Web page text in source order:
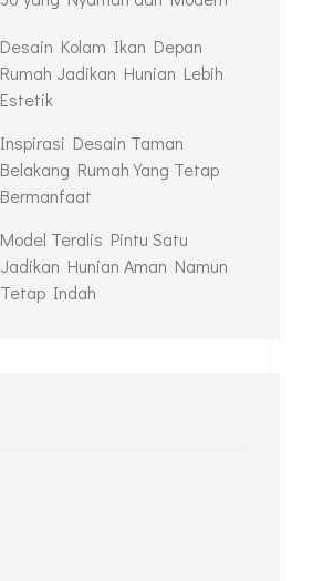
Desain Kolam Ikan Depan
Rumah Jadikan Hunian Lebih
Estetik
Inspirasi Desain Taman
Belakang Rumah Yang Tetap
Bermanfaat
Model Teralis Pintu Satu
Jadikan Hunian Aman Namun
Tetap Indah